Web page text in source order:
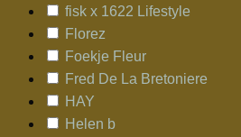
fisk x 1622 Lifestyle
Florez
Foekje Fleur
Fred De La Bretoniere
HAY
Helen b